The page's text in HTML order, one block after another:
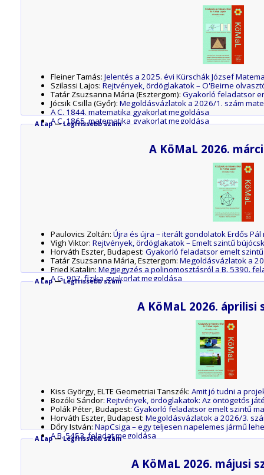
Fleiner Tamás: Jelentés a 2025. évi Kürschák József
Szilassi Lajos: Rejtvények, ördöglakatok – O'Beirne
Tatár Zsuzsanna Mária (Esztergom): Gyakorló feladatsor
Jócsik Csilla (Győr): Megoldásvázlatok a 2026/1. szám
A C. 1844. matematika gyakorlat megoldása
A C. 1865. matematika gyakorlat megoldása
A B. 5472. matematika feladat megoldása
Matematikai képzések az ELTE TTK-n
Fedezd fel a világegyetemet – az atomoktól a csillagokig!
Felhívás az idei Kunfalvi Rezső Olimpiai Válogatóversenyre
A Lap—Legfrissebb szám
A KöMaL 2026.
Paulovics Zoltán: Újra és újra – iterált gondolatok Erdős
Vígh Viktor: Rejtvények, ördöglakatok – Emelt szintű
Horváth Eszter, Budapest: Gyakorló feladatsor emelt
Tatár Zsuzsanna Mária, Esztergom: Megoldásvázlatok a
Fried Katalin: Megjegyzés a polinomosztásról a B. 5390.
A G. 907. fizika gyakorlat megoldása
A P. 5674. fizika feladat megoldása
A P. 5680. fizika feladat megoldása
A P. 5682. fizika feladat megoldása
A Lap—Legfrissebb szám
A KöMaL 2026. áprilisi
Kiss György, ELTE Geometriai Tanszék: Amit jó tudni a
Bozóki Sándor: Rejtvények, ördöglakatok: Az öntögetős
Polák Péter, Budapest: Gyakorló feladatsor emelt szintű
Horváth Eszter, Budapest: Megoldásvázlatok a 2026/3.
Dőry István: NapCsiga – egy teljesen napelemes jármű
A B. 5453. feladat megoldása
Az M. 445. mérési feladat megoldása
A G. 911. fizika gyakorlat megoldása
A P. 5700. fizika feladat megoldása
A Lap—Legfrissebb szám
A KöMaL 2026. májusi